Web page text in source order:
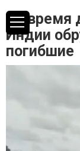
Во время
Индии
погибшие